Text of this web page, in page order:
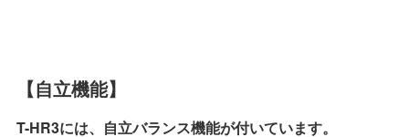
【自立機能】
T-HR3には、自立バランス機能が付いています。